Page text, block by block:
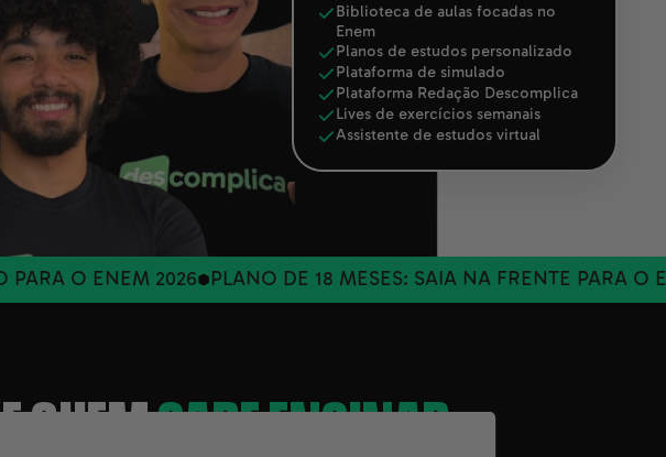
Biblioteca de aulas focadas no
Enem
Planos de estudos personalizado
Plataforma de simulado
Plataforma Redação Descomplica
Lives de exercícios semanais
Assistente de estudos virtual
2026 PLANO DE 18 MESES: SAIA NA FRENTE PARA O ENEM
QUEMSABE ENSINAR